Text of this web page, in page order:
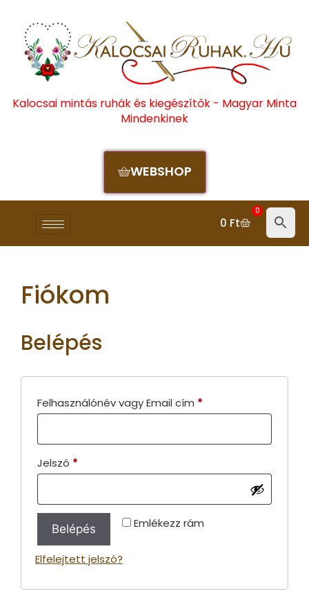
Kalocsai mintás ruhák és kiegészítők - Magyar Minta
Mindenkinek
WEBSHOP
0 Ft
0
Fiókom
Belépés
Felhasználónév vagy Email cím *
Jelszó *
Emlékezz rám
Belépés
Elfelejtett jelszó?